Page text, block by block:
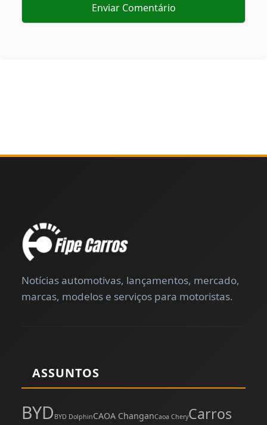
Notícias automotivas, lançamentos, mercado,
marcas, modelos e serviços para motoristas.
ASSUNTOS
BYD BYD DolphinCAOA ChanganCaoa CheryCarros